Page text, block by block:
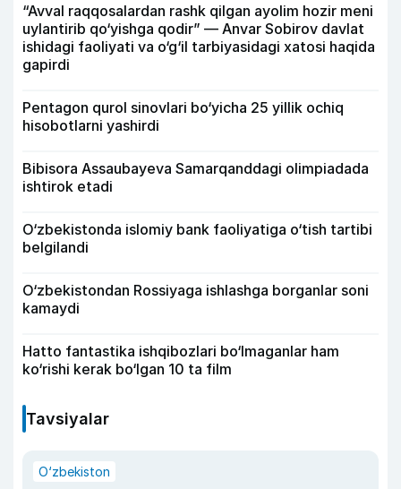
“Avval raqqosalardan rashk qilgan ayolim hozir meni
uylantirib qo‘yishga qodir” — Anvar Sobirov davlat
ishidagi faoliyati va o‘g‘il tarbiyasidagi xatosi haqida
gapirdi
Pentagon qurol sinovlari bo‘yicha 25 yillik ochiq
hisobotlarni yashirdi
Bibisora Assaubayeva Samarqanddagi olimpiadada
ishtirok etadi
O‘zbekistonda islomiy bank faoliyatiga o‘tish tartibi
belgilandi
O‘zbekistondan Rossiyaga ishlashga borganlar soni
kamaydi
Hatto fantastika ishqibozlari bo‘lmaganlar ham
ko‘rishi kerak bo‘lgan 10 ta film
Tavsiyalar
O‘zbekiston